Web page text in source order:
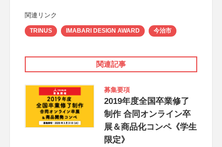
関連リンク
TRINUS IMABARI DESIGN AWARD 今治市
関連記事
募集要項
2019年度全国卒業修了
制作 合同オンライン卒
展＆商品化コンペ《学生
限定》